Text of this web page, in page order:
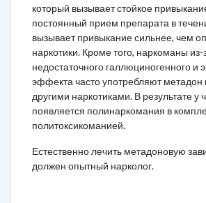
который вызывает стойкое
постоянный прием препарата в
вызывает привыкание сильнее, чем
наркотики. Кроме того, наркоманы из-
недостаточного галлюциногенного и
эффекта часто употребляют метадон
другими наркотиками. В результате у
появляется полинаркомания в
политоксикоманией.
Естественно лечить метадоновую
должен опытный нарколог.